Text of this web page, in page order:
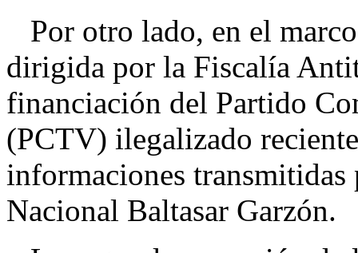
Por otro lado, en el
dirigida por la Fiscalía
financiación del Partido
(PCTV) ilegalizado
informaciones
Nacional Baltasar Garzón.